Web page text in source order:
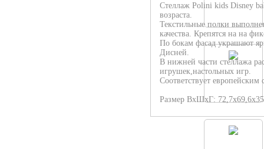
Стеллаж Polini kids Disney
возраста.
Текстильные полки
качества. Крепятся на на
По бокам фасад украшают
Дисней.
В нижней части стеллажа
игрушек,настольных игр.
Соответствует европейским
Размер ВхШхГ: